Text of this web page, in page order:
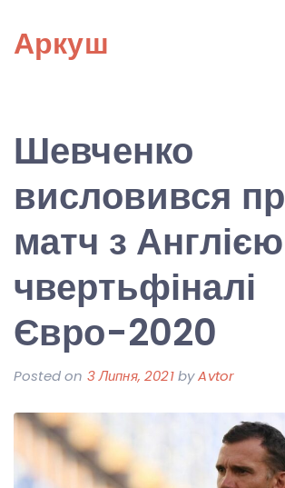
content
Аркуш
Шевченко
висловився
матч з
чвертьфіналі
Євро-2020
Posted on 3 Липня, 2021byAvtor